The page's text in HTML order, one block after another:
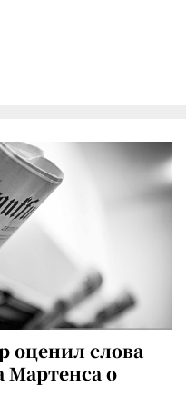
оценил слова
Мартенса о